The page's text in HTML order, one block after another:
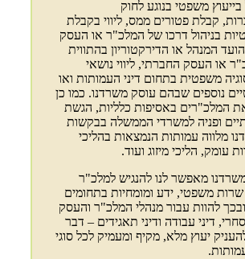
בייעוץ משפטי בנוגע לחוק
קבלת פטורים ממס, ליווי בקבלת
בניהול דרכו של המלכ"ר או העסק
הועד המנהל או הדירקטוריון בהתווית
או העסק החברתי, ליווי נושאי
משפטית בתחום דיני העמותות ואו
נוספים שבהם עוסק משרדנו. כמו כן
המלכ"רים באסיפות כלליות, הגשת
ופניה למשרדי הממשלה בבקשות
מלווה עמותות הנמצאות בהליכי
עומק, הליכי מיזוג ועוד.
מאפשר לנו להנגיש למלכ"ר
משפטי, ידע ומומחיות בתחומים
להוות עבור מנהלי המלכ"ר והעסק
דיני עבודה ודיני תאגידים – דבר
יעוץ מלא, מקיף ומעמיק לכל סוגי